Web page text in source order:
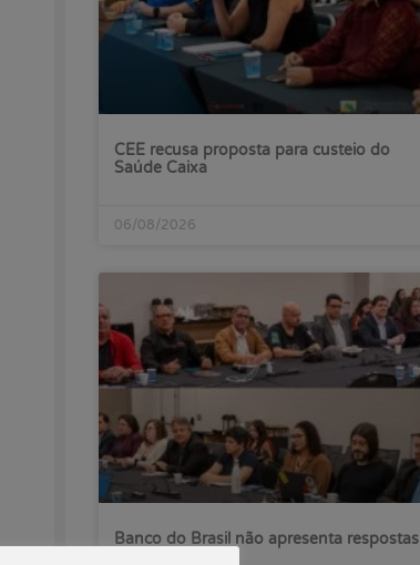
CEE recusa proposta para custeio do
Saúde Caixa
06/08/2026
Banco do Brasil não apresenta respostas